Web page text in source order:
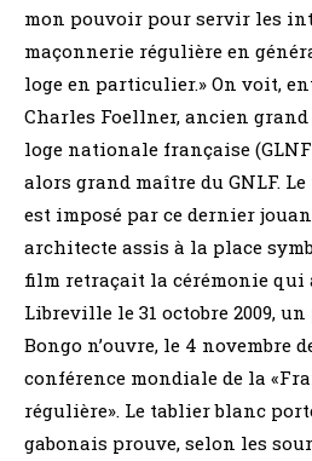
mon pouvoir pour servir les
maçonnerie régulière en
loge en particulier.» On voit,
Charles Foellner, ancien
loge nationale française
alors grand maître du GNLF.
est imposé par ce dernier
architecte assis à la place
film retraçait la cérémonie qui
Libreville le 31 octobre 2009,
Bongo n’ouvre, le 4 novembre
conférence mondiale de la
régulière». Le tablier blanc
gabonais prouve, selon les